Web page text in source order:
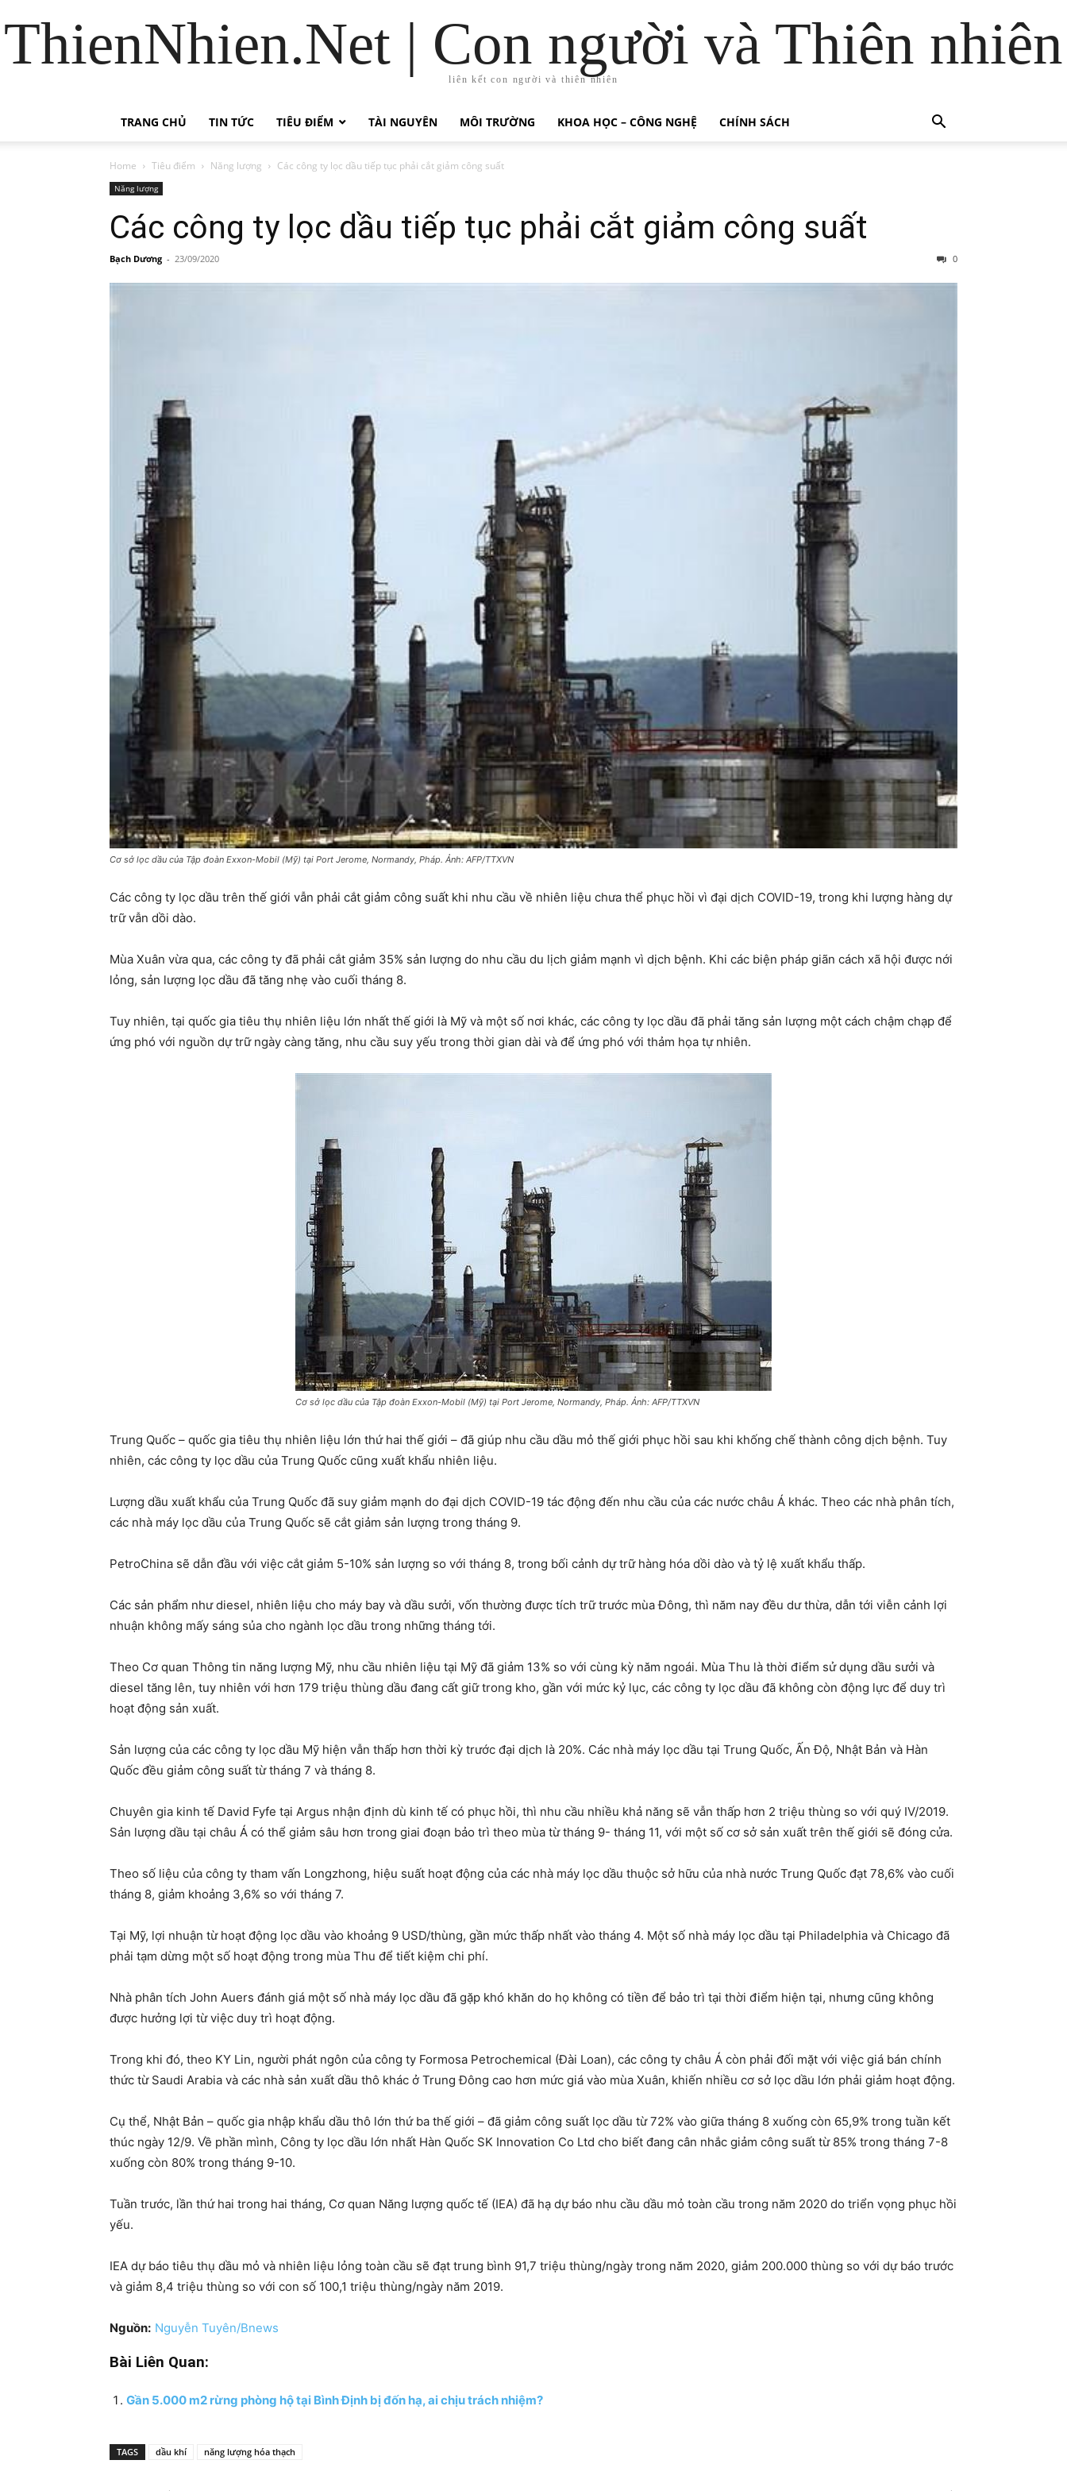
ThienNhien.Net | Con người và Thiên nhiên
liên kết con người và thiên nhiên
TRANG CHỦ TIN TỨC TIÊU ĐIỂM TÀI NGUYÊN MÔI TRƯỜNG KHOA HỌC – CÔNG NGHỆ CHÍNH SÁCH
Home Tiêu điểm Năng lượng Các công ty lọc dầu tiếp tục phải cắt giảm công suất
Năng lượng
Các công ty lọc dầu tiếp tục phải cắt giảm công suất
Bạch Dương - 23/09/2020 0
Cơ sở lọc dầu của Tập đoàn Exxon-Mobil (Mỹ) tại Port Jerome, Normandy, Pháp. Ảnh: AFP/TTXVN
Các công ty lọc dầu trên thế giới vẫn phải cắt giảm công suất khi nhu cầu về nhiên liệu chưa thể phục hồi vì đại dịch COVID-19, trong khi lượng hàng dự
trữ vẫn dồi dào.
Mùa Xuân vừa qua, các công ty đã phải cắt giảm 35% sản lượng do nhu cầu du lịch giảm mạnh vì dịch bệnh. Khi các biện pháp giãn cách xã hội được nới
lỏng, sản lượng lọc dầu đã tăng nhẹ vào cuối tháng 8.
Tuy nhiên, tại quốc gia tiêu thụ nhiên liệu lớn nhất thế giới là Mỹ và một số nơi khác, các công ty lọc dầu đã phải tăng sản lượng một cách chậm chạp để
ứng phó với nguồn dự trữ ngày càng tăng, nhu cầu suy yếu trong thời gian dài và để ứng phó với thảm họa tự nhiên.
Cơ sở lọc dầu của Tập đoàn Exxon-Mobil (Mỹ) tại Port Jerome, Normandy, Pháp. Ảnh: AFP/TTXVN
Trung Quốc – quốc gia tiêu thụ nhiên liệu lớn thứ hai thế giới – đã giúp nhu cầu dầu mỏ thế giới phục hồi sau khi khống chế thành công dịch bệnh. Tuy
nhiên, các công ty lọc dầu của Trung Quốc cũng xuất khẩu nhiên liệu.
Lượng dầu xuất khẩu của Trung Quốc đã suy giảm mạnh do đại dịch COVID-19 tác động đến nhu cầu của các nước châu Á khác. Theo các nhà phân tích,
các nhà máy lọc dầu của Trung Quốc sẽ cắt giảm sản lượng trong tháng 9.
PetroChina sẽ dẫn đầu với việc cắt giảm 5-10% sản lượng so với tháng 8, trong bối cảnh dự trữ hàng hóa dồi dào và tỷ lệ xuất khẩu thấp.
Các sản phẩm như diesel, nhiên liệu cho máy bay và dầu sưởi, vốn thường được tích trữ trước mùa Đông, thì năm nay đều dư thừa, dẫn tới viễn cảnh lợi
nhuận không mấy sáng sủa cho ngành lọc dầu trong những tháng tới.
Theo Cơ quan Thông tin năng lượng Mỹ, nhu cầu nhiên liệu tại Mỹ đã giảm 13% so với cùng kỳ năm ngoái. Mùa Thu là thời điểm sử dụng dầu sưởi và
diesel tăng lên, tuy nhiên với hơn 179 triệu thùng dầu đang cất giữ trong kho, gần với mức kỷ lục, các công ty lọc dầu đã không còn động lực để duy trì
hoạt động sản xuất.
Sản lượng của các công ty lọc dầu Mỹ hiện vẫn thấp hơn thời kỳ trước đại dịch là 20%. Các nhà máy lọc dầu tại Trung Quốc, Ấn Độ, Nhật Bản và Hàn
Quốc đều giảm công suất từ tháng 7 và tháng 8.
Chuyên gia kinh tế David Fyfe tại Argus nhận định dù kinh tế có phục hồi, thì nhu cầu nhiều khả năng sẽ vẫn thấp hơn 2 triệu thùng so với quý IV/2019.
Sản lượng dầu tại châu Á có thể giảm sâu hơn trong giai đoạn bảo trì theo mùa từ tháng 9- tháng 11, với một số cơ sở sản xuất trên thế giới sẽ đóng cửa.
Theo số liệu của công ty tham vấn Longzhong, hiệu suất hoạt động của các nhà máy lọc dầu thuộc sở hữu của nhà nước Trung Quốc đạt 78,6% vào cuối
tháng 8, giảm khoảng 3,6% so với tháng 7.
Tại Mỹ, lợi nhuận từ hoạt động lọc dầu vào khoảng 9 USD/thùng, gần mức thấp nhất vào tháng 4. Một số nhà máy lọc dầu tại Philadelphia và Chicago đã
phải tạm dừng một số hoạt động trong mùa Thu để tiết kiệm chi phí.
Nhà phân tích John Auers đánh giá một số nhà máy lọc dầu đã gặp khó khăn do họ không có tiền để bảo trì tại thời điểm hiện tại, nhưng cũng không
được hưởng lợi từ việc duy trì hoạt động.
Trong khi đó, theo KY Lin, người phát ngôn của công ty Formosa Petrochemical (Đài Loan), các công ty châu Á còn phải đối mặt với việc giá bán chính
thức từ Saudi Arabia và các nhà sản xuất dầu thô khác ở Trung Đông cao hơn mức giá vào mùa Xuân, khiến nhiều cơ sở lọc dầu lớn phải giảm hoạt động.
Cụ thể, Nhật Bản – quốc gia nhập khẩu dầu thô lớn thứ ba thế giới – đã giảm công suất lọc dầu từ 72% vào giữa tháng 8 xuống còn 65,9% trong tuần kết
thúc ngày 12/9. Về phần mình, Công ty lọc dầu lớn nhất Hàn Quốc SK Innovation Co Ltd cho biết đang cân nhắc giảm công suất từ 85% trong tháng 7-8
xuống còn 80% trong tháng 9-10.
Tuần trước, lần thứ hai trong hai tháng, Cơ quan Năng lượng quốc tế (IEA) đã hạ dự báo nhu cầu dầu mỏ toàn cầu trong năm 2020 do triển vọng phục hồi
yếu.
IEA dự báo tiêu thụ dầu mỏ và nhiên liệu lỏng toàn cầu sẽ đạt trung bình 91,7 triệu thùng/ngày trong năm 2020, giảm 200.000 thùng so với dự báo trước
và giảm 8,4 triệu thùng so với con số 100,1 triệu thùng/ngày năm 2019.
Nguồn: Nguyễn Tuyên/Bnews
Bài Liên Quan:
Gần 5.000 m2 rừng phòng hộ tại Bình Định bị đốn hạ, ai chịu trách nhiệm?
TAGS dầu khí năng lượng hóa thạch